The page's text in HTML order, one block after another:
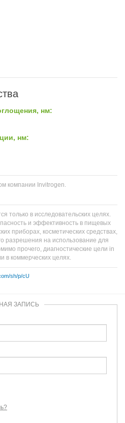
нм:
нм:
компании Invitrogen.
только в исследовательских целях.
и эффективность в пищевых
приборах, косметических средствах,
разрешения на использование для
прочего, диагностические цели in
в коммерческих целях.
sh/p/cU
ЗАПИСЬ